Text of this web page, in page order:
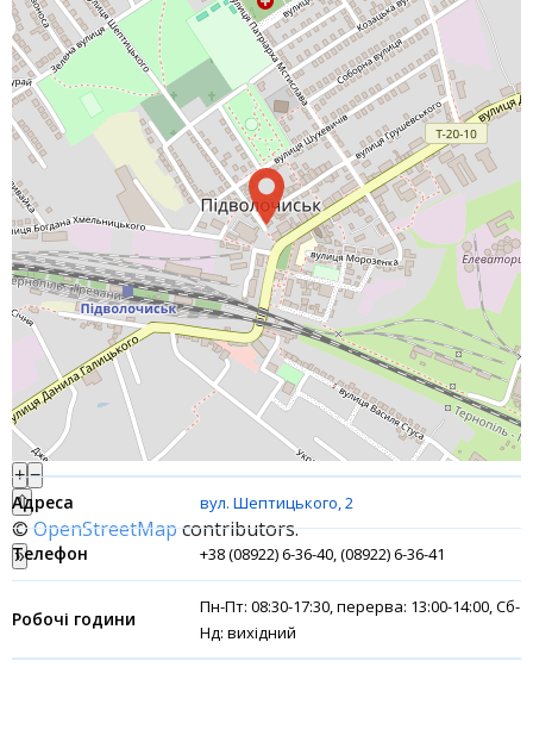
Відгуки
Депозити юр. осіб
Кредити для бізнеса
Інтернет-банкінг
Банки-партнери
Акції
Рахунки для бізнесу
Фінансові результати
+ −
⇧
©OpenStreetMapcontributors.
»
вул. Шептицького, 2
+38 (08922) 6-36-40, (08922) 6-36-41
Пн-Пт: 08:30-17:30, перерва: 13:00-14:00, Сб-
Нд: вихідний